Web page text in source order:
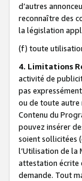
d’autres
reconnaître des
la législation
(f) toute
4. Limitations
activité de
pas
ou de toute autre
Contenu du
pouvez insérer
soient sollicitées
l’Utilisation de la
attestation écrite
demande. Tout